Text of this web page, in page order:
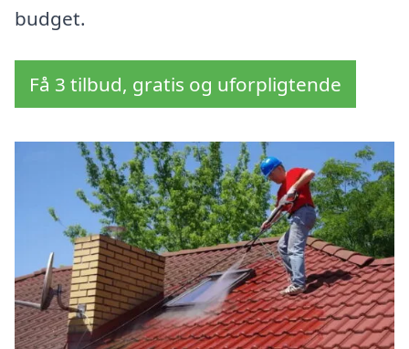
budget.
Få 3 tilbud, gratis og uforpligtende